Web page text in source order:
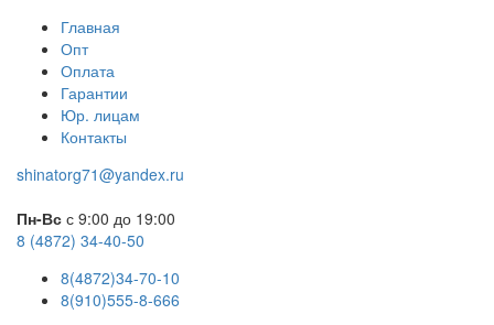
Главная
Опт
Оплата
Гарантии
Юр. лицам
Контакты
shinatorg71@yandex.ru
Пн-Вс с 9:00 до 19:00
8 (4872) 34-40-50
8(4872)34-70-10
8(910)555-8-666